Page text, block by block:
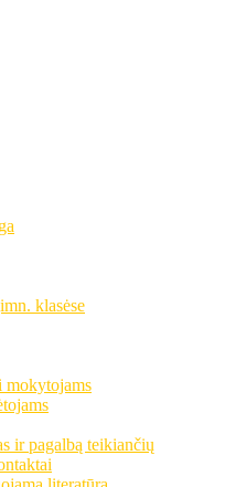
klasėse
mokytojams
ir pagalbą teikiančių